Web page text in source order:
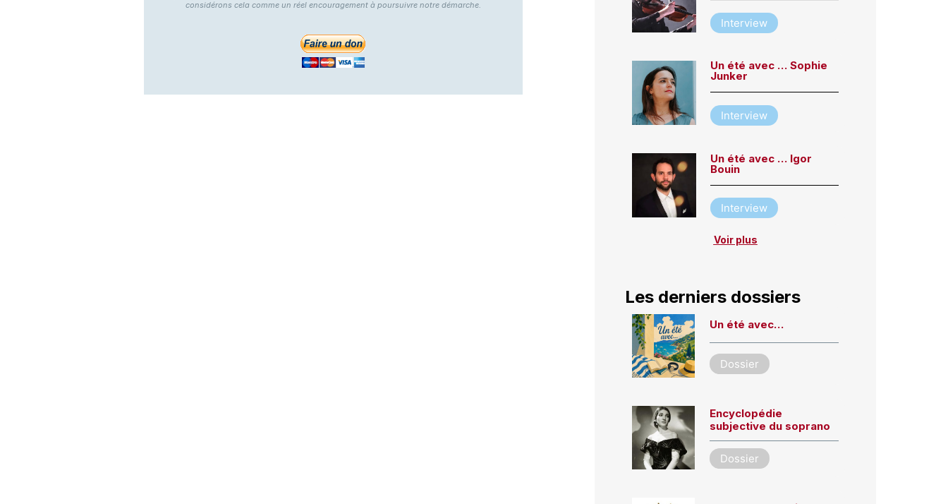
considérons cela comme un réel encouragement à poursuivre notre démarche.
Interview
Un été avec … Sophie
Junker
Interview
Un été avec … Igor
Bouin
Interview
Voir plus
Les derniers dossiers
Un été avec…
Dossier
Encyclopédie
subjective du soprano
Dossier